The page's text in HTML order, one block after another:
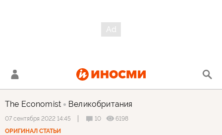
The Economist Великобритания
07 сентября 2022 14:45 10
6198
ОРИГИНАЛ СТАТЬИ